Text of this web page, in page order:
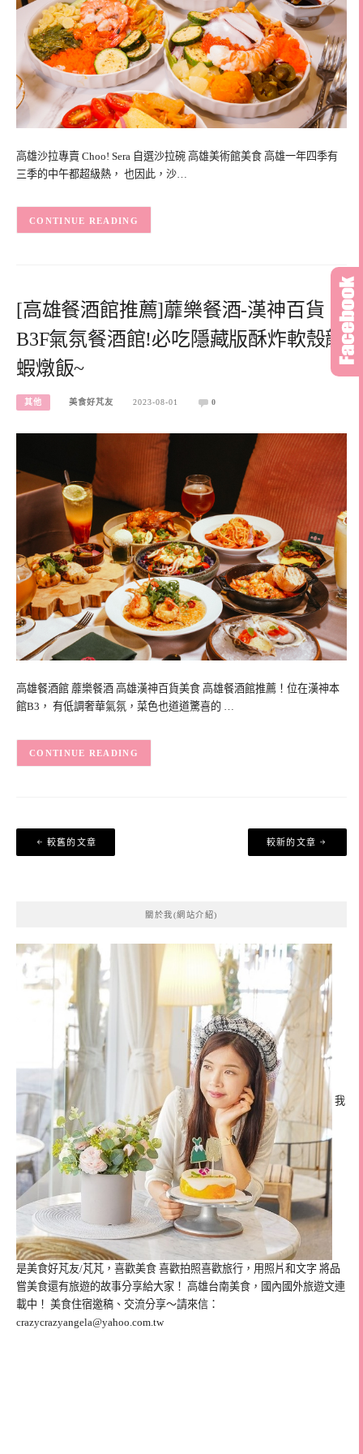
高雄沙拉專賣 Choo! Sera 自選沙拉碗 高雄美術館美食 高雄一年四季有
三季的中午都超級熱， 也因此，沙…
CONTINUE READING
[高雄餐酒館推薦]蘼樂餐酒-漢神百貨
B3F氣氛餐酒館!必吃隱藏版酥炸軟殼龍
蝦燉飯~
其他 美食好芃友 2023-08-01 0
高雄餐酒館 蘼樂餐酒 高雄漢神百貨美食 高雄餐酒館推薦！位在漢神本
館B3， 有低調奢華氣氛，菜色也道道驚喜的 …
CONTINUE READING
文
章
較舊的文章 較新的文章
關於我(網站介紹)
我
是美食好芃友/芃芃，喜歡美食 喜歡拍照喜歡旅行，用照片和文字 將品
嘗美食還有旅遊的故事分享給大家！ 高雄台南美食，國內國外旅遊文連
載中！ 美食住宿邀稿、交流分享～請來信：
crazycrazyangela@yahoo.com.tw